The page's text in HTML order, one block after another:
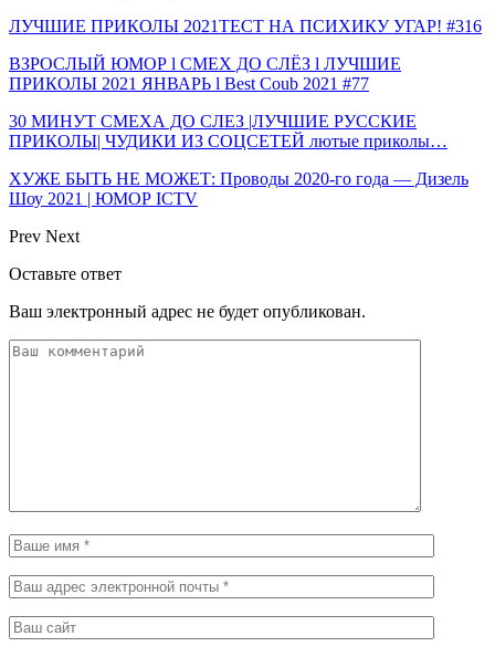
ЛУЧШИЕ ПРИКОЛЫ 2021ТЕСТ НА ПСИХИКУ УГАР! #316
ВЗРОСЛЫЙ ЮМОР l СМЕХ ДО СЛЁЗ l ЛУЧШИЕ
ПРИКОЛЫ 2021 ЯНВАРЬ l Best Coub 2021 #77
30 МИНУТ СМЕХА ДО СЛЕЗ |ЛУЧШИЕ РУССКИЕ
ПРИКОЛЫ| ЧУДИКИ ИЗ СОЦСЕТЕЙ лютые приколы…
ХУЖЕ БЫТЬ НЕ МОЖЕТ: Проводы 2020-го года — Дизель
Шоу 2021 | ЮМОР ICTV
Prev Next
Оставьте ответ
Ваш электронный адрес не будет опубликован.